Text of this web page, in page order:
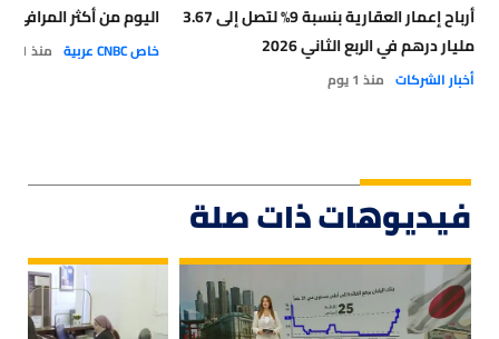
أرباح إعمار العقارية بنسبة 9% لتصل إلى 3.67
مليار درهم في الربع الثاني 2026
أخبار الشركات منذ 1 يوم
اليوم من أكثر المرافئ
خاص CNBC عربية منذ 1 يوم
فيديوهات ذات صلة